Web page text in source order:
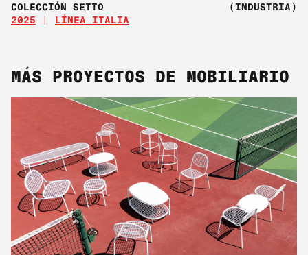
COLECCIÓN SETTO
(INDUSTRIA)
2025
LÍNEA ITALIA
MÁS PROYECTOS DE MOBILIARIO